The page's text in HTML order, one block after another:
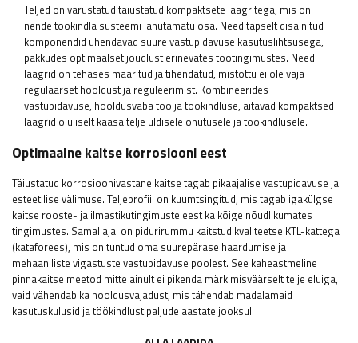
Teljed on varustatud täiustatud kompaktsete laagritega, mis on
nende töökindla süsteemi lahutamatu osa. Need täpselt disainitud
komponendid ühendavad suure vastupidavuse kasutuslihtsusega,
pakkudes optimaalset jõudlust erinevates töötingimustes. Need
laagrid on tehases määritud ja tihendatud, mistõttu ei ole vaja
regulaarset hooldust ja reguleerimist. Kombineerides
vastupidavuse, hooldusvaba töö ja töökindluse, aitavad kompaktsed
laagrid oluliselt kaasa telje üldisele ohutusele ja töökindlusele.
Optimaalne kaitse korrosiooni eest
Täiustatud korrosioonivastane kaitse tagab pikaajalise vastupidavuse ja
esteetilise välimuse. Teljeprofiil on kuumtsingitud, mis tagab igakülgse
kaitse rooste- ja ilmastikutingimuste eest ka kõige nõudlikumates
tingimustes. Samal ajal on pidurirummu kaitstud kvaliteetse KTL-kattega
(kataforees), mis on tuntud oma suurepärase haardumise ja
mehaaniliste vigastuste vastupidavuse poolest. See kaheastmeline
pinnakaitse meetod mitte ainult ei pikenda märkimisväärselt telje eluiga,
vaid vähendab ka hooldusvajadust, mis tähendab madalamaid
kasutuskulusid ja töökindlust paljude aastate jooksul.